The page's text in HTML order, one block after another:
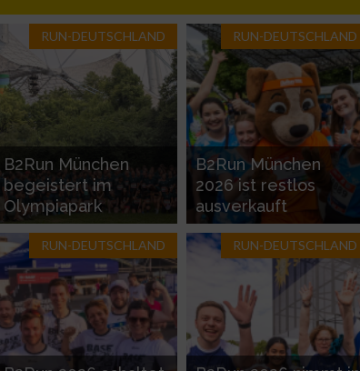
RUN-DEUTSCHLAND
B2Run München
begeistert im
Olympiapark
RUN-DEUTSCHLAND
B2Run München
2026 ist restlos
ausverkauft
RUN-DEUTSCHLAND RUN-DEUTSCHLAND